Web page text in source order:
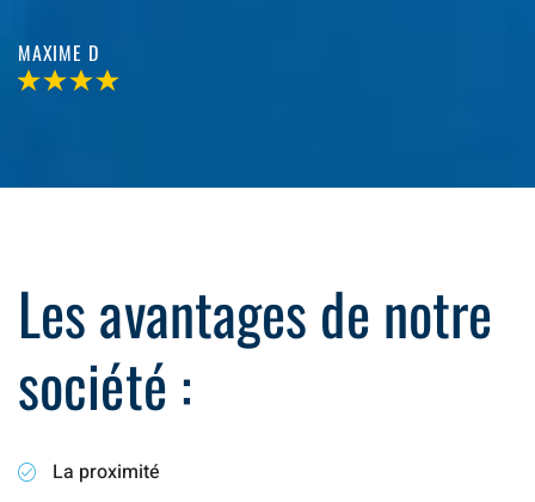
MAXIME D
Les avantages de notre
société :
La proximité